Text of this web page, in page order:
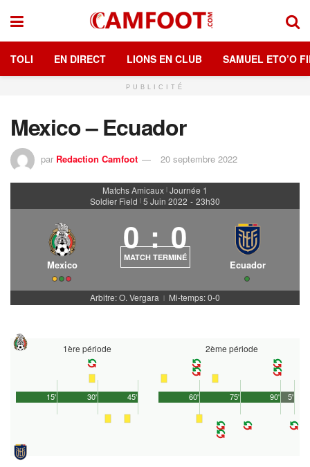
TOLI EN DIRECT LIONS EN CLUB SAMUEL ETO’O
PUBLICITÉ
Mexico – Ecuador
par Redaction Camfoot 20 septembre 2022
Matchs Amicaux | Journée 1
Soldier Field | 5 Juin 2022 - 23h30
Mexico
0 : 0
MATCH TERMINÉ
Ecuador
Arbitre: O. Vergara | Mi-temps: 0-0
1ère période
45'
15' 30'
2ème période
90'
60' 75' 5'